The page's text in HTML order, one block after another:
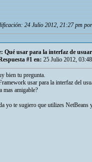
24 Julio 2012, 21:27 pm
Qué usar para la interfaz de
#1 en: 25 Julio 2012,
bien tu pregunta.
usar para la interfaz del
mas amigable?
yo te sugiero que utilizes